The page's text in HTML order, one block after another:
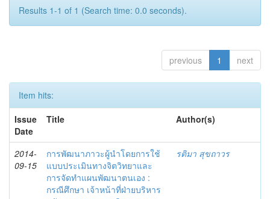
Results 1-1 of 1 (Search time: 0.0 seconds).
previous 1 next
Item hits:
Issue
Date
Title Author(s)
2014-
09-15
การพัฒนาภาวะผู้นำโดยการใช้
แบบประเมินทางจิตวิทยาและ
การจัดทำแผนพัฒนาตนเอง :
กรณีศึกษา เจ้าหน้าที่ฝ่ายบริหาร
รติมา สุขถาวร